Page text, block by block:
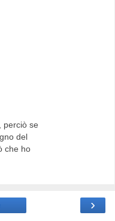
perciò se
del
che ho
›